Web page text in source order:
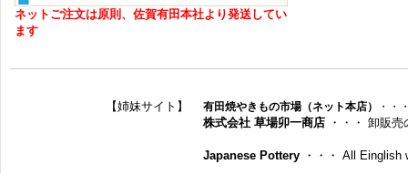
ネットご注文は原則、佐賀有田本社より発送してい
ます
【姉妹サイト】 有田焼やきもの市場（ネット本店） ・・
株式会社 草場卯一商店 ・・・ 卸販
Japanese Pottery ・・・ All